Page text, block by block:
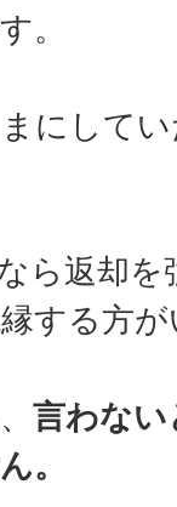
。
にして
ら返却
する方
言わない
。